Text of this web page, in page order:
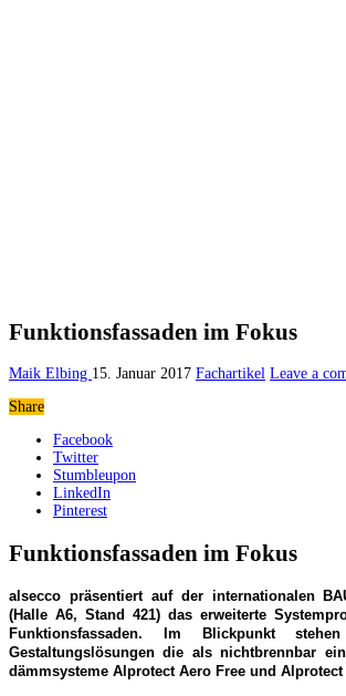
Funktionsfassaden im Fokus
Maik Elbing 15. Januar 2017 Fachartikel Leave a
Share
Facebook
Twitter
Stumbleupon
LinkedIn
Pinterest
Funktionsfassaden im Fokus
alsecco präsentiert auf der internationalen
(Hal­le A6, Stand 421) das er­weiterte
Funktionsfassaden. Im Blick­punkt
Gestaltungslö­sungen die als nichtbrennbar
dämmsysteme Al­protect Aero Free und Alpro­tect